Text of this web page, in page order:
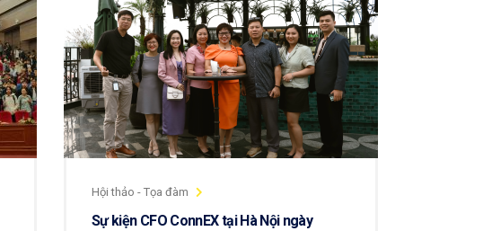
Hội thảo - Tọa đàm
Sự kiện CFO ConnEX tại Hà Nội ngày